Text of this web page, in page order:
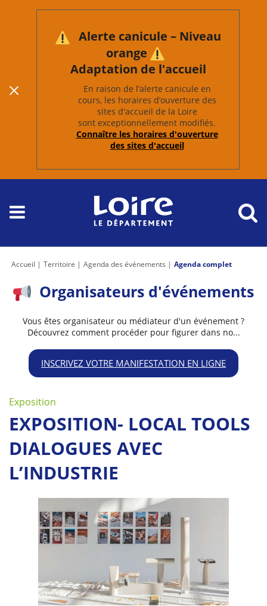
Alerte canicule – Niveau
orange
Adaptation de l'accueil
En raison de l’alerte canicule en
cours, les horaires d’ouverture des
sites d'accueil de la Loire
sont exceptionnellement modifiés.
Connaître les horaires d'ouverture
des sites d'accueil
Accueil Territoire Agenda des événements Agenda complet
Organisateurs d'événements
Vous êtes organisateur ou médiateur d'un événement ?
Découvrez comment procéder pour figurer dans no...
INSCRIVEZ VOTRE MANIFESTATION EN LIGNE
Exposition
EXPOSITION- LOCAL TOOLS
DIALOGUES AVEC
L’INDUSTRIE